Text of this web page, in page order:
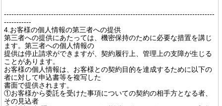
-------------------------------------------------------------------------------------
-----------
4.お客様の個人情報の第三者への提供
第三者への提供にあたっては、機密保持のために必要な措置を講じ
ます。第三者への個人情報の
提供は停止請求ができますが、契約履行上、管理上の支障が生じる
ことがあります。
お客様の個人情報は、お客様との契約目的を達成するために以下の
者に対して申込書等を複写した
書面で提供されます。
①お客様から委託を受けた事項についての契約の相手方となる者、
その見込者